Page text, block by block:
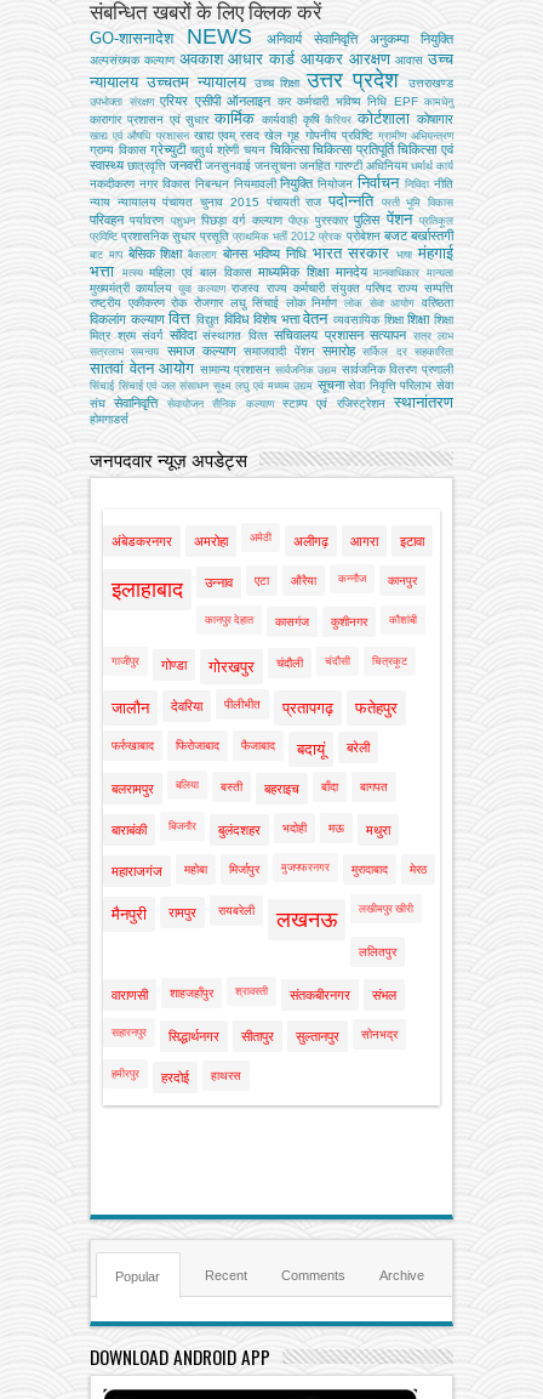
संबन्धित खबरों के लिए क्लिक करें
GO-शासनादेश NEWS अनिवार्य सेवानिवृत्ति अनुकम्पा नियुक्ति
अल्‍पसंख्‍यक कल्‍याण अवकाश आधार कार्ड आयकर आरक्षण आवास उच्च
न्यायालय उच्चतम न्यायालय उच्‍च शिक्षा उत्तर प्रदेश उत्तराखण्ड
उपभोक्‍ता संरक्षण एरियर एसीपी ऑनलाइन कर कर्मचारी भविष्य निधि EPF कामधेनु
कारागार प्रशासन एवं सुधार कार्मिक कार्यवाही कृषि कैरियर कोर्टशाला कोषागार
खाद्य एवं औषधि प्रशासन खाद्य एवम् रसद खेल गृह गोपनीय प्रविष्टि ग्रामीण अभियन्‍त्रण
ग्राम्य विकास ग्रेच्युटी चतुर्थ श्रेणी चयन चिकित्सा चिकित्सा प्रतिपूर्ति चिकित्‍सा एवं
स्वास्थ्य छात्रवृत्ति जनवरी जनसुनवाई जनसूचना जनहित गारण्टी अधिनियम धर्मार्थ कार्य
नकदीकरण नगर विकास निबन्‍धन नियमावली नियुक्ति नियोजन निर्वाचन निविदा नीति
न्याय न्यायालय पंचायत चुनाव 2015 पंचायती राज पदोन्नति परती भूमि विकास
परिवहन पर्यावरण पशुधन पिछड़ा वर्ग कल्‍याण पीएफ पुरस्कार पुलिस पेंशन
प्रतिकूल
प्रविष्टि प्रशासनिक सुधार प्रसूति प्राथमिक भर्ती 2012 प्रेरक प्रोबेशन बजट बर्खास्तगी
बाट माप बेसिक शिक्षा बैकलाग बोनस भविष्य निधि भारत सरकार भाषा मंहगाई
भत्ता
मत्‍स्‍य महिला एवं बाल विकास माध्यमिक शिक्षा मानदेय मानवाधिकार मान्यता
मुख्‍यमंत्री कार्यालय युवा कल्याण राजस्व राज्य कर्मचारी संयुक्त परिषद राज्य सम्पत्ति
राष्ट्रीय एकीकरण रोक रोजगार लघु सिंचाई लोक निर्माण लोक सेवा आयोग वरिष्ठता
विकलांग कल्याण वित्त विद्युत विविध विशेष भत्ता वेतन व्‍यवसायिक शिक्षा शिक्षा शिक्षा
मित्र श्रम संवर्ग संविदा संस्‍थागत वित्‍त सचिवालय प्रशासन सत्यापन सत्र लाभ
सत्रलाभ
समन्वय समाज कल्याण समाजवादी पेंशन समारोह सर्किल दर सहकारिता
सातवां वेतन आयोग सामान्य प्रशासन सार्वजनिक उद्यम सार्वजनिक वितरण प्रणाली
सिंचाई सिंचाई एवं जल संसाधन सूक्ष्म लघु एवं मध्यम उद्यम सूचना सेवा निवृत्ति परिलाभ सेवा
संघ
सेवानिवृत्ति सेवायोजन सैनिक कल्‍याण स्टाम्प एवं रजिस्ट्रेशन स्थानांतरण
होमगाडर्स
जनपदवार न्यूज़ अपडेट्स
अंबेडकरनगर अमरोहा अमेठी अलीगढ़ आगरा इटावा
इलाहाबाद उन्नाव एटा औरैया कन्नौज कानपुर
कानपुर देहात कासगंज कुशीनगर कौशांबी
गाजीपुर गोण्डा गोरखपुर चंदौली चंदौसी चित्रकूट
जालौन देवरिया पीलीभीत प्रतापगढ़ फतेहपुर
फर्रुखाबाद फिरोजाबाद फैजाबाद बदायूं बरेली
बलरामपुर बलिया बस्ती बहराइच बाँदा बागपत
बाराबंकी बिजनौर बुलंदशहर भदोही मऊ मथुरा
महाराजगंज महोबा मिर्जापुर मुजफ्फरनगर मुरादाबाद मेरठ
मैनपुरी रामपुर रायबरेली लखनऊ लखीमपुर खीरी
ललितपुर
वाराणसी शाहजहाँपुर श्रावस्ती संतकबीरनगर संभल
सहारनपुर सिद्धार्थनगर सीतापुर सुल्तानपुर सोनभद्र
हमीरपुर हरदोई हाथरस
Popular Recent Comments Archive
DOWNLOAD ANDROID APP